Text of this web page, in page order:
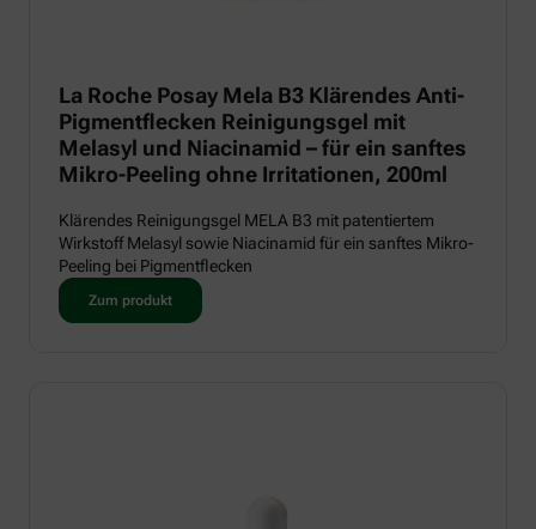
La Roche Posay Mela B3 Klärendes Anti-
Pigmentflecken Reinigungsgel mit
Melasyl und Niacinamid – für ein sanftes
Mikro-Peeling ohne Irritationen, 200ml
Klärendes Reinigungsgel MELA B3 mit patentiertem
Wirkstoff Melasyl sowie Niacinamid für ein sanftes Mikro-
Peeling bei Pigmentflecken
Zum produkt